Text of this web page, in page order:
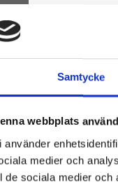
Samtycke
webbplats
använder
medier och
de sociala medier och